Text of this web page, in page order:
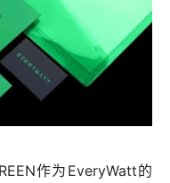
作为EveryWatt的